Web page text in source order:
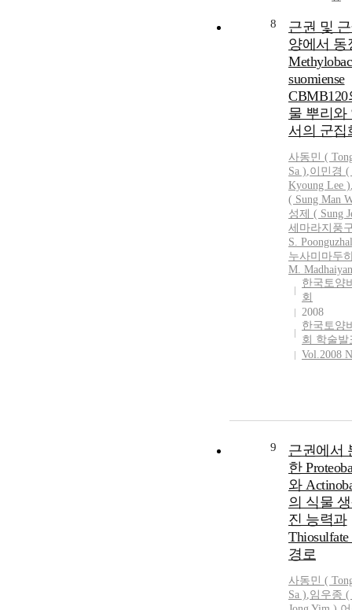
8
근권 및
양에서 동
suomiense
CBMB120
물 뿌리와
서의 군집
사동민 (
Sa ),이민경 (
Kyoung Lee )
( Sung Man
성제 ( Sung
세마라지풍
S.
누사미마두
M.
한국토양
회
2008
한국토양
회 학술발
Vol.2008
9
근권에서
한
와
의 식물
진 능력과
경로
사동민 (
Sa ),임우종 (